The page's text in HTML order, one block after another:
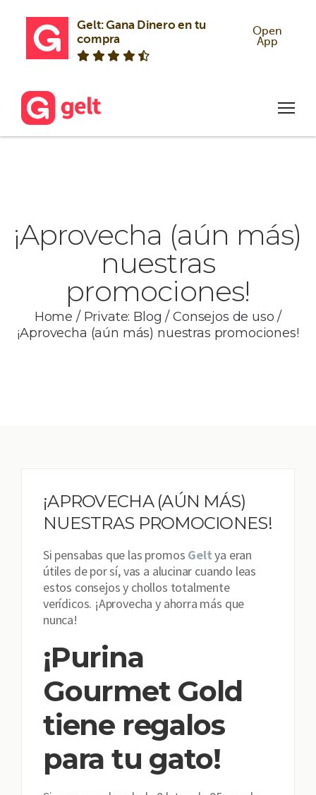
Gelt: Gana Dinero en tu
compra
Open
App
¡Aprovecha (aún más)
nuestras
promociones!
Home / Private: Blog / Consejos de uso /
¡Aprovecha (aún más) nuestras promociones!
¡APROVECHA (AÚN MÁS)
NUESTRAS PROMOCIONES!
Si pensabas que las promos Geltya eran
útiles de por sí, vas a alucinar cuando leas
estos consejos y chollos totalmente
verídicos. ¡Aprovecha y ahorra más que
nunca!
¡Purina
Gourmet Gold
tiene regalos
para tu gato!